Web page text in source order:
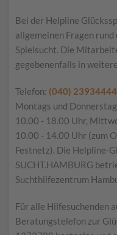
Bei der Helpline
allgemeinen Fragen rund
Spielsucht. Die
gegebenenfalls in
Telefon: (040) 23934444
Montags und
10.00 - 18.00 Uhr,
10.00 - 14.00 Uhr (zum
Festnetz). Die Helpline-
SUCHT.HAMBURG
Suchthilfezentrum
Für alle Hilfesuchenden
Beratungstelefon zur